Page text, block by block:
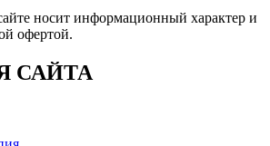
носит информационный характер и
офертой.
САЙТА